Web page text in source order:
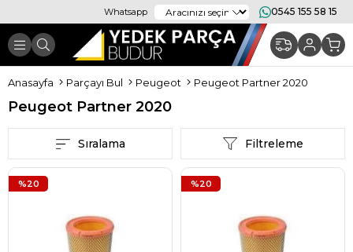
Whatsapp 0545 155 58 15
Anasayfa Parçayı Bul Peugeot Peugeot Partner 2020
Peugeot Partner 2020
Filtreleme
Sıralama
%20 %20